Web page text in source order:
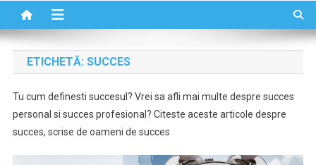
ETICHETĂ: SUCCES
Tu cum definesti succesul? Vrei sa afli mai multe despre succes
personal si succes profesional? Citeste aceste articole despre
succes, scrise de oameni de succes